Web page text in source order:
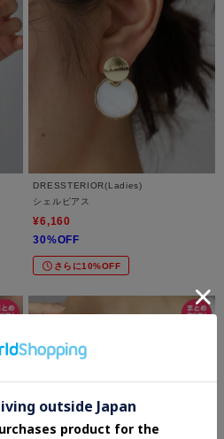
DRESSTERIOR(Ladies)
シェルピアス
¥6,160
30%OFF
さらに10%OFF